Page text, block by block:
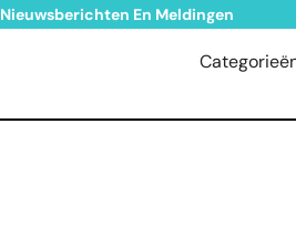
Nieuwsberichten En Meldingen